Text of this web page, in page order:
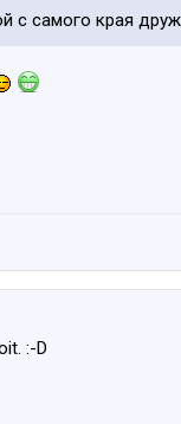
с самого края
:-D